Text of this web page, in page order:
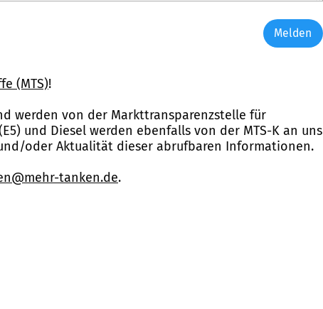
Melden
(MTS)!
werden von der Markttransparenzstelle für
und Diesel werden ebenfalls von der MTS-K an uns
oder Aktualität dieser abrufbaren Informationen.
tanken.de.